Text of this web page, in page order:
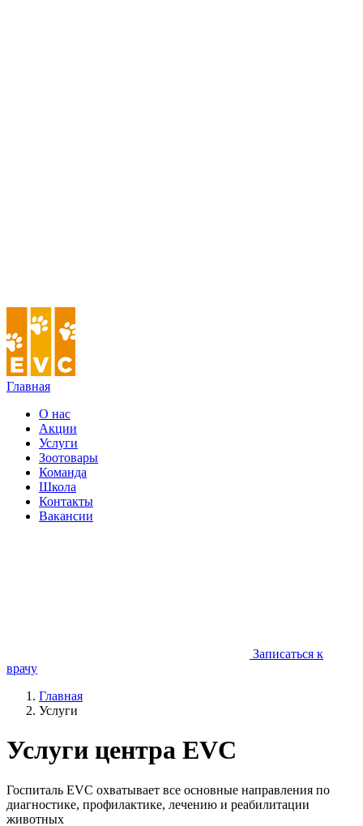
Главная
О нас
Акции
Услуги
Зоотовары
Команда
Школа
Контакты
Вакансии
Записаться к
врачу
Главная
Услуги
Услуги центра EVC
Госпиталь EVC охватывает все основные направления по
диагностике, профилактике, лечению и реабилитации
животных